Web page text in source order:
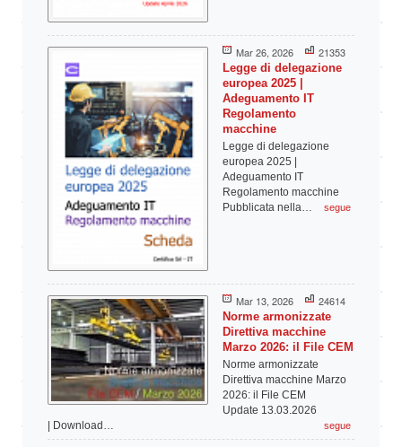
Mar 26, 2026 21353
Legge di delegazione
europea 2025 |
Adeguamento IT
Regolamento
macchine
Legge di delegazione
europea 2025 |
Adeguamento IT
Regolamento macchine
Pubblicata nella…
segue
Mar 13, 2026 24614
Norme armonizzate
Direttiva macchine
Marzo 2026: il File CEM
Norme armonizzate
Direttiva macchine Marzo
2026: il File CEM
Update 13.03.2026
| Download…
segue